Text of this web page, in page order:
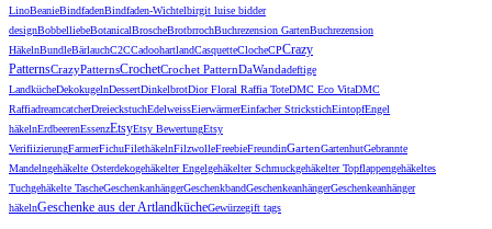
LinoBeanieBindfadenBindfaden-Wichtelbirgit luise bidder
designBobbelliebeBotanicalBroscheBrotbrrochBuchrezension GartenBuchrezension
HäkelnBundleBärlauchC2CCadoohartlandCasquetteClocheCPCrazy
PatternsCrazyPatternsCrochetCrochet PatternDaWandadeftige
LandkücheDekokugelnDessertDinkelbrotDior Floral Raffia ToteDMC Eco VitaDMC
RaffiadreamcatcherDreieckstuchEdelweissEierwärmerEinfacher StrickstichEintopfEngel
häkelnErdbeerenEssenzEtsyEtsy BewertungEtsy
VerifiizierungFarmerFichuFilethäkelnFilzwolleFreebieFreundinGartenGartenhutGebrannte
Mandelngehäkelte Osterdekogehäkelter Engelgehäkelter Schmuckgehäkelter Topflappengehäkeltes
Tuchgehäkelte TascheGeschenkanhängerGeschenkbandGeschenkeanhängerGeschenkeanhänger
häkelnGeschenke aus der ArtlandkücheGewürzegift tags